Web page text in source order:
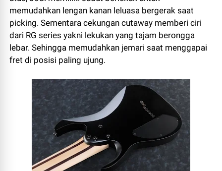
memudahkan lengan kanan leluasa bergerak saat
picking. Sementara cekungan cutaway memberi ciri
dari RG series yakni lekukan yang tajam berongga
lebar. Sehingga memudahkan jemari saat menggapai
fret di posisi paling ujung.